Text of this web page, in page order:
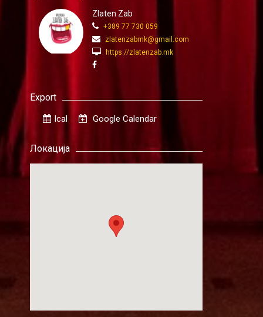
Zlaten Zab
+389 77 730 059
zlatenzabmk@gmail.com
https://zlatenzab.mk
Export
Ical Google Calendar
Локација